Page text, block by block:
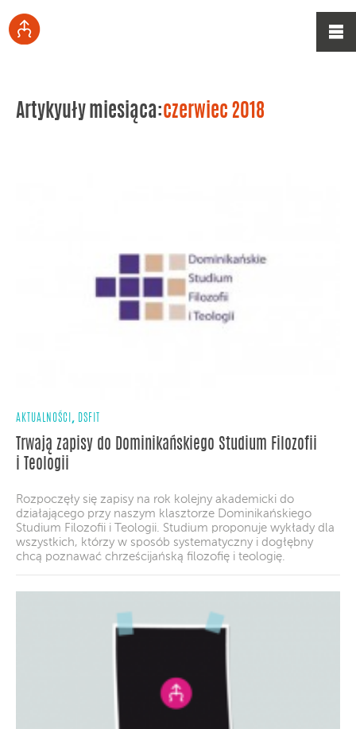
Artykyuły miesiąca:czerwiec 2018
AKTUALNOŚCI , DSFIT
Trwają zapisy do Dominikańskiego Studium Filozofii
i Teologii
Rozpoczęły się zapisy na rok kolejny akademicki do
działającego przy naszym klasztorze Dominikańskiego
Studium Filozofii i Teologii. Studium proponuje wykłady dla
wszystkich, którzy w sposób systematyczny i dogłębny
chcą poznawać chrześcijańską filozofię i teologię.